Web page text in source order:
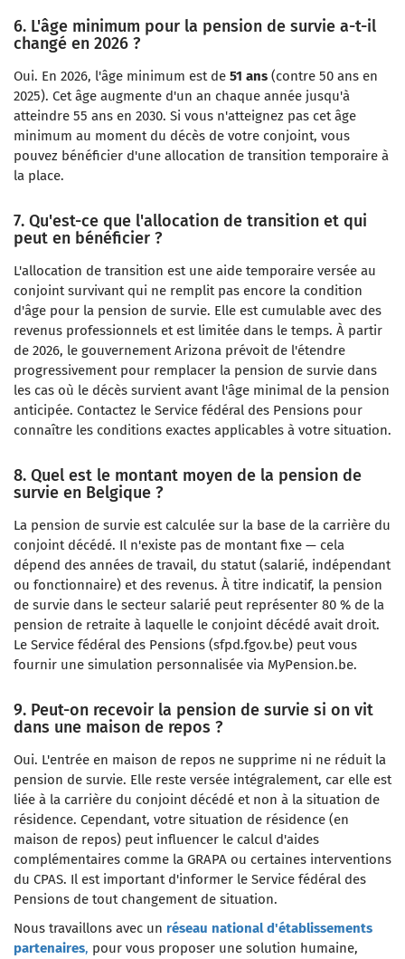
6. L'âge minimum pour la pension de survie a-t-il
changé en 2026 ?
Oui. En 2026, l'âge minimum est de 51 ans (contre 50 ans en
2025). Cet âge augmente d'un an chaque année jusqu'à
atteindre 55 ans en 2030. Si vous n'atteignez pas cet âge
minimum au moment du décès de votre conjoint, vous
pouvez bénéficier d'une allocation de transition temporaire à
la place.
7. Qu'est-ce que l'allocation de transition et qui
peut en bénéficier ?
L'allocation de transition est une aide temporaire versée au
conjoint survivant qui ne remplit pas encore la condition
d'âge pour la pension de survie. Elle est cumulable avec des
revenus professionnels et est limitée dans le temps. À partir
de 2026, le gouvernement Arizona prévoit de l'étendre
progressivement pour remplacer la pension de survie dans
les cas où le décès survient avant l'âge minimal de la pension
anticipée. Contactez le Service fédéral des Pensions pour
connaître les conditions exactes applicables à votre situation.
8. Quel est le montant moyen de la pension de
survie en Belgique ?
La pension de survie est calculée sur la base de la carrière du
conjoint décédé. Il n'existe pas de montant fixe — cela
dépend des années de travail, du statut (salarié, indépendant
ou fonctionnaire) et des revenus. À titre indicatif, la pension
de survie dans le secteur salarié peut représenter 80 % de la
pension de retraite à laquelle le conjoint décédé avait droit.
Le Service fédéral des Pensions (sfpd.fgov.be) peut vous
fournir une simulation personnalisée via MyPension.be.
9. Peut-on recevoir la pension de survie si on vit
dans une maison de repos ?
Oui. L'entrée en maison de repos ne supprime ni ne réduit la
pension de survie. Elle reste versée intégralement, car elle est
liée à la carrière du conjoint décédé et non à la situation de
résidence. Cependant, votre situation de résidence (en
maison de repos) peut influencer le calcul d'aides
complémentaires comme la GRAPA ou certaines interventions
du CPAS. Il est important d'informer le Service fédéral des
Pensions de tout changement de situation.
Nous travaillons avec un réseau national d'établissements
partenaires, pour vous proposer une solution humaine,